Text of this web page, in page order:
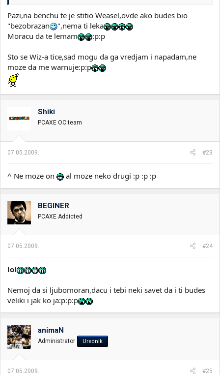
Pazi,na benchu te je stitio Weasel,ovde ako budes bio
"bezobrazan
",nema ti leka
Moracu da te lemam
:p:p
Sto se Wiz-a tice,sad mogu da ga vredjam i napadam,ne
moze da me warnuje:p:p
Shiki
PCAXE OC team
07.05.2009. #23
^ Ne moze on al moze neko drugi :p :p :p
BEGINER
PCAXE Addicted
07.05.2009. #24
lol
Nemoj da si ljubomoran,dacu i tebi neki savet da i ti budes
veliki i jak ko ja:p:p:p
animaN
Administrator Urednik
07.05.2009. #25